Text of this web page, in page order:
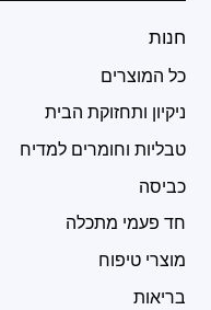
חנות
כל המוצרים
ניקיון ותחזוקת הבית
טבליות וחומרים למדיח
כביסה
חד פעמי מתכלה
מוצרי טיפוח
בריאות